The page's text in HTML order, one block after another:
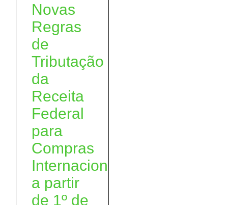
Novas
Regras
de
Tributação
da
Receita
Federal
para
Compras
Internacionais
a partir
de 1º de